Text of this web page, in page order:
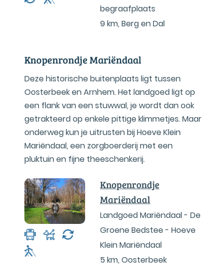
begraafplaats
9 km, Berg en Dal
Knopenrondje Mariëndaal
Deze historische buitenplaats ligt tussen
Oosterbeek en Arnhem. Het landgoed ligt op
een flank van een stuwwal, je wordt dan ook
getrakteerd op enkele pittige klimmetjes. Maar
onderweg kun je uitrusten bij Hoeve Klein
Mariëndaal, een zorgboerderij met een
pluktuin en fijne theeschenkerij.
Knopenrondje
Mariëndaal
Landgoed Mariëndaal - De
Groene Bedstee - Hoeve
Klein Mariëndaal
5 km, Oosterbeek